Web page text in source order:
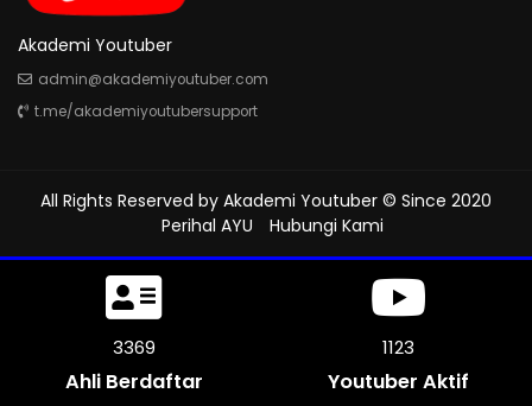
Akademi Youtuber
admin@akademiyoutuber.com
t.me/akademiyoutubersupport
All Rights Reserved by Akademi Youtuber © Since 2020
Perihal AYU
Hubungi Kami
3699
Ahli Berdaftar
1233
Youtuber Aktif